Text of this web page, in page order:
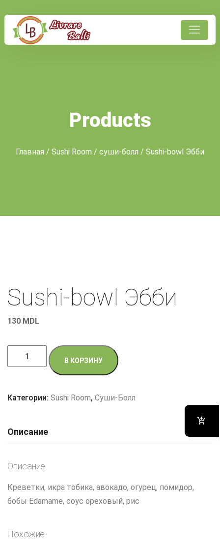
Products
Главная / Sushi Room / суши-болл / Sushi-bowl Эбби
Sushi-bowl Эбби
130 MDL
Количество
товара
bowl
В КОРЗИНУ
Категории: Sushi Room, Суши-Болл
Описание
Описание
Креветки, икра тобика, авокадо, огурец, помидор,
бобы Edamame, соус ореховый, рис
Похожие